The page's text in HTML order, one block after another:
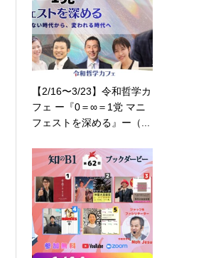
【2/16〜3/23】令和哲学カ
フェ ー『0＝∞＝1党 マニ
フェストを深める』ー（...